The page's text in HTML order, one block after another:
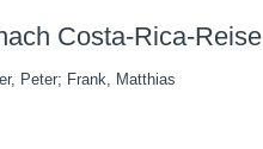
Costa-Rica-Reise
Peter; Frank, Matthias